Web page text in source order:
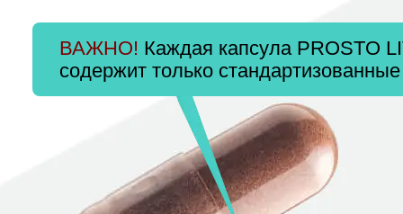
ВАЖНО! Каждая капсула PROSTO
содержит только